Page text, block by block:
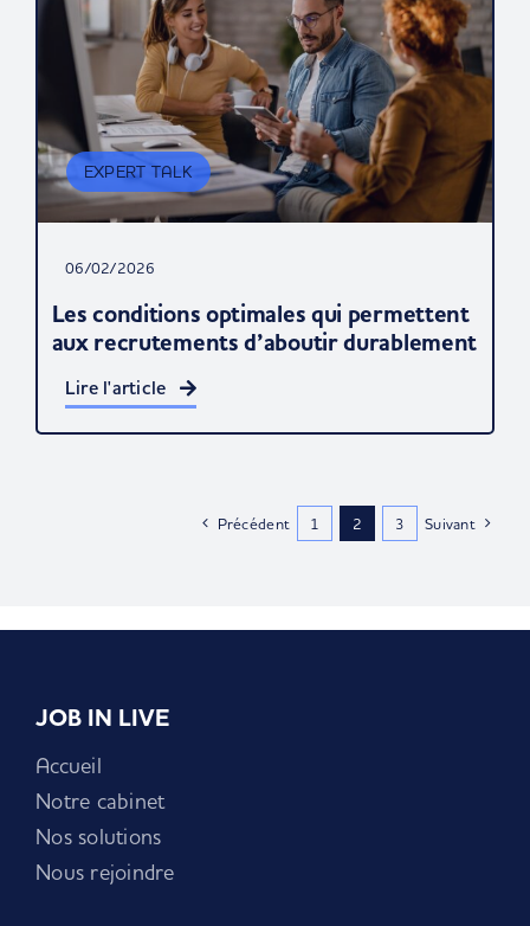
EXPERT TALK
06/02/2026
Les conditions optimales qui permettent
aux recrutements d’aboutir durablement
Lire l'article
Précédent 1 2 3 Suivant
JOB IN LIVE
Accueil
Notre cabinet
Nos solutions
Nous rejoindre